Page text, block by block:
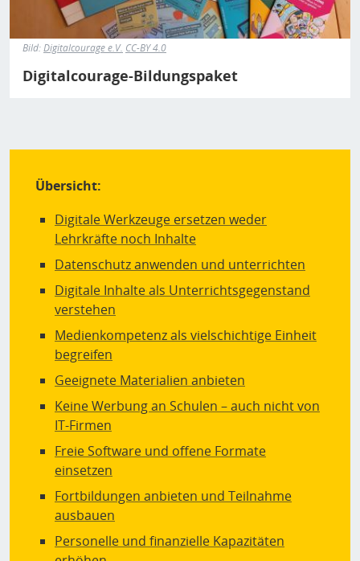
Bild:Digitalcourage e.V. CC-BY 4.0
Digitalcourage-Bildungspaket
Übersicht:
Digitale Werkzeuge ersetzen weder
Lehrkräfte noch Inhalte
Datenschutz anwenden und unterrichten
Digitale Inhalte als Unterrichtsgegenstand
verstehen
Medienkompetenz als vielschichtige Einheit
begreifen
Geeignete Materialien anbieten
Keine Werbung an Schulen – auch nicht von
IT-Firmen
Freie Software und offene Formate
einsetzen
Fortbildungen anbieten und Teilnahme
ausbauen
Personelle und finanzielle Kapazitäten